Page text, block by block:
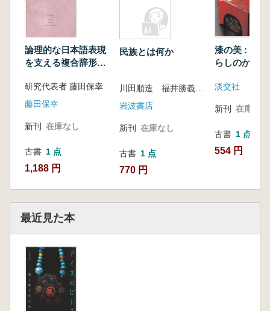
論理的な日本語表現
を支える複合辞形式
研究
研究代表者 藤田保幸
藤田保幸
新刊 在庫なし
古書 1 点
1,188 円
民族とは何か
岩波書店
新刊 在庫なし
古書 1 点
770 円
漆の美 : 茶の
らしのかたち
淡交社
新刊 在庫なし
古書 1 点
554 円
最近見た本